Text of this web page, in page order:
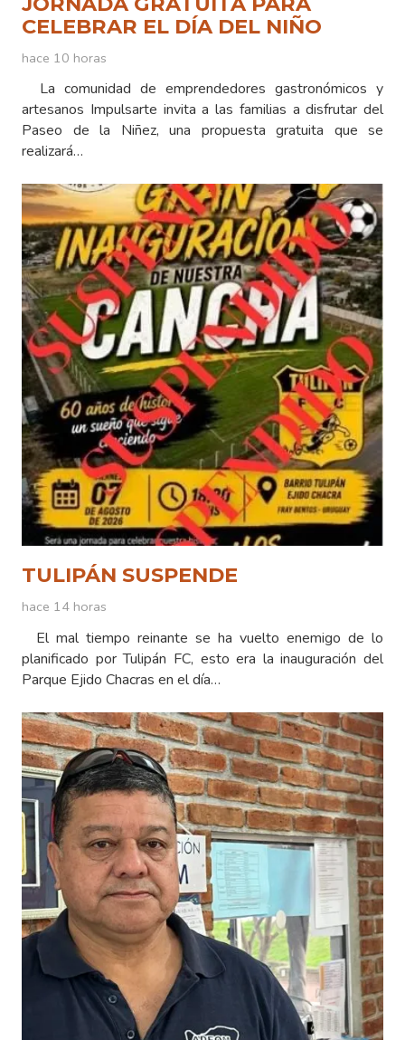
CELEBRAR EL DÍA DEL NIÑO
hace 10 horas
La comunidad de emprendedores gastronómicos y
artesanos Impulsarte invita a las familias a disfrutar del
Paseo de la Niñez, una propuesta gratuita que se
realizará…
TULIPÁN SUSPENDE
hace 14 horas
El mal tiempo reinante se ha vuelto enemigo de lo
planificado por Tulipán FC, esto era la inauguración del
Parque Ejido Chacras en el día…